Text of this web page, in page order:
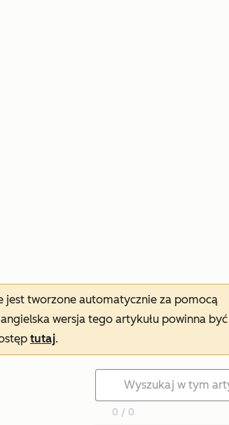
jest tworzone automatycznie za pomocą
wersja tego artykułu powinna
tutaj.
0 / 0